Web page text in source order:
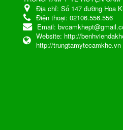
Địa chỉ: Số 147 đường Hoa
Điện thoại: 02106.556.556
Email:
Website: http://
http://trungtamytecamkhe.vn